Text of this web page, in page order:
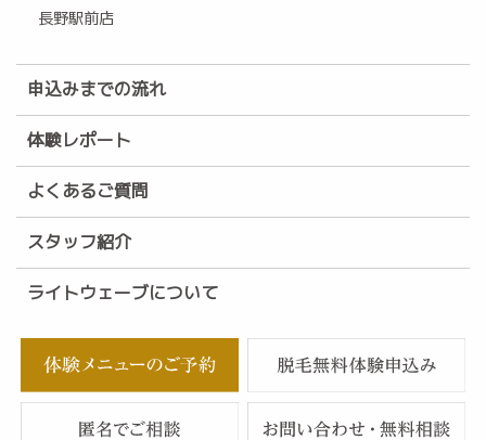
長野駅前店
申込みまでの流れ
体験レポート
よくあるご質問
スタッフ紹介
ライトウェーブについて